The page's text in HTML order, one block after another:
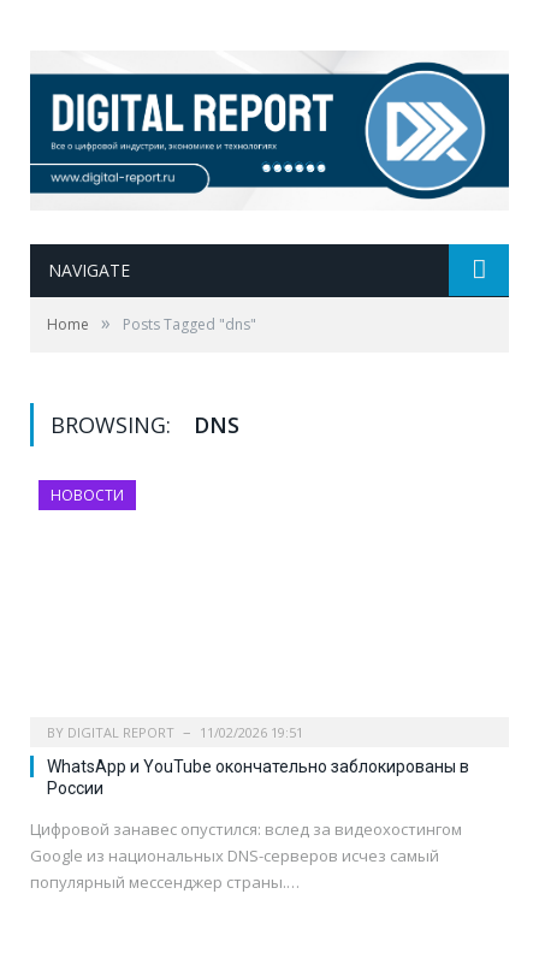
NAVIGATE
Home » Posts Tagged "dns"
BROWSING: DNS
НОВОСТИ
BY DIGITAL REPORT 11/02/2026 19:51
WhatsApp и YouTube окончательно заблокированы в
России
Цифровой занавес опустился: вслед за видеохостингом
Google из национальных DNS-серверов исчез самый
популярный мессенджер страны.…